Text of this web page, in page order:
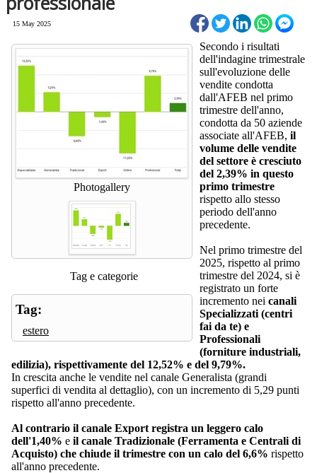
15 May 2025
Photogallery
Tag e categorie
Tag:
estero
Secondo i risultati
dell'indagine trimestrale
sull'evoluzione delle
vendite condotta
dall'AFEB nel primo
trimestre dell'anno,
condotta da 50 aziende
associate all'AFEB, il
volume delle vendite
del settore è cresciuto
del 2,39% in questo
primo trimestre
rispetto allo stesso
periodo dell'anno
precedente.
Nel primo trimestre del
2025, rispetto al primo
trimestre del 2024, si è
registrato un forte
incremento nei canali
Specializzati (centri
fai da te) e
Professionali
(forniture industriali,
edilizia), rispettivamente del 12,52% e del 9,79%.
In crescita anche le vendite nel canale Generalista (grandi
superfici di vendita al dettaglio), con un incremento di 5,29 punti
rispetto all'anno precedente.
Al contrario il canale Export registra un leggero calo
dell'1,40% e il canale Tradizionale (Ferramenta e Centrali di
Acquisto) che chiude il trimestre con un calo del 6,6% rispetto
all'anno precedente.